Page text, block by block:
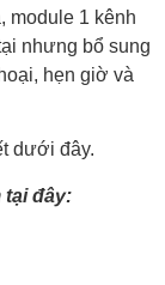
module 1 kênh
nhưng bổ sung
hẹn giờ và
dưới đây.
tại đây: